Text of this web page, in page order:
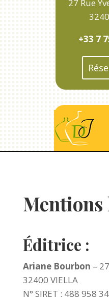
27 Rue
+33 7
Mentions
Éditrice :
Ariane Bourbon –
32400 VIELLA
N° SIRET : 488 958